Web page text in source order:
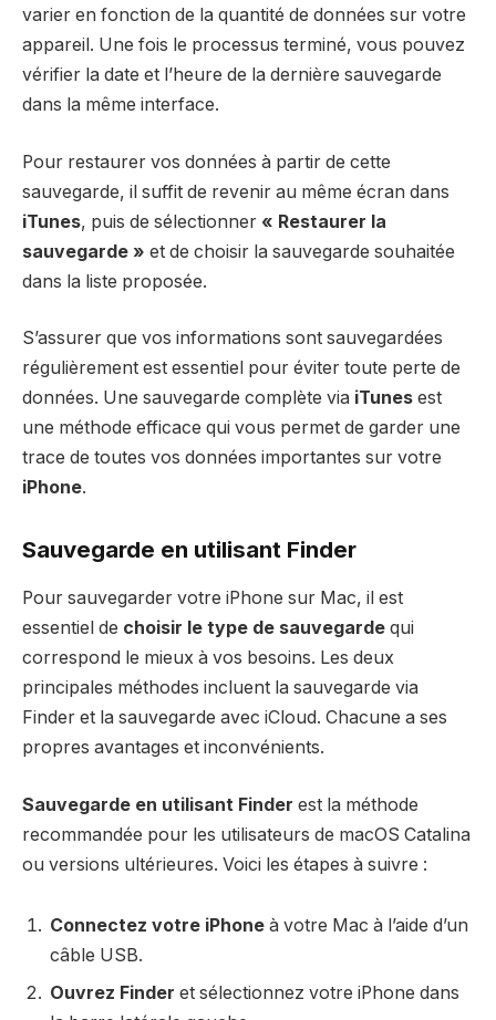
varier en fonction de la quantité de données sur votre
appareil. Une fois le processus terminé, vous pouvez
vérifier la date et l’heure de la dernière sauvegarde
dans la même interface.
Pour restaurer vos données à partir de cette
sauvegarde, il suffit de revenir au même écran dans
iTunes, puis de sélectionner « Restaurer la
sauvegarde » et de choisir la sauvegarde souhaitée
dans la liste proposée.
S’assurer que vos informations sont sauvegardées
régulièrement est essentiel pour éviter toute perte de
données. Une sauvegarde complète via iTunes est
une méthode efficace qui vous permet de garder une
trace de toutes vos données importantes sur votre
iPhone.
Sauvegarde en utilisant Finder
Pour sauvegarder votre iPhone sur Mac, il est
essentiel de choisir le type de sauvegarde qui
correspond le mieux à vos besoins. Les deux
principales méthodes incluent la sauvegarde via
Finder et la sauvegarde avec iCloud. Chacune a ses
propres avantages et inconvénients.
Sauvegarde en utilisant Finder est la méthode
recommandée pour les utilisateurs de macOS Catalina
ou versions ultérieures. Voici les étapes à suivre :
Connectez votre iPhone à votre Mac à l’aide d’un
câble USB.
Ouvrez Finder et sélectionnez votre iPhone dans